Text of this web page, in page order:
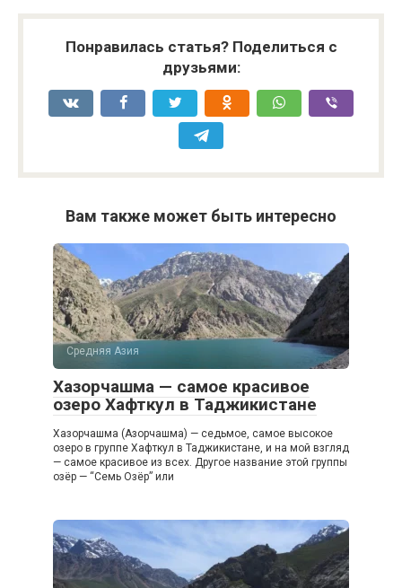
Понравилась статья? Поделиться с
друзьями:
Вам также может быть интересно
Средняя Азия
Хазорчашма — самое красивое
озеро Хафткул в Таджикистане
Хазорчашма (Азорчашма) — седьмое, самое высокое
озеро в группе Хафткул в Таджикистане, и на мой взгляд
— самое красивое из всех. Другое название этой группы
озёр — “Семь Озёр” или